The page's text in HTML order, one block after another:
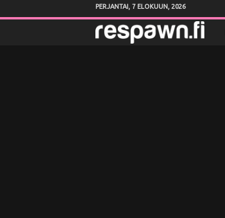
PERJANTAI, 7 ELOKUUN, 2026